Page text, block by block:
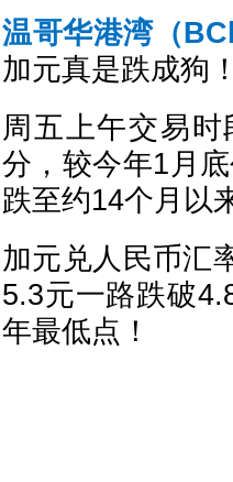
温哥华港湾（
加元真是跌成狗！
周五上午交易
分，较今年1月
跌至约14个月以
加元兑人民币汇
5.3元一路跌破
年最低点！